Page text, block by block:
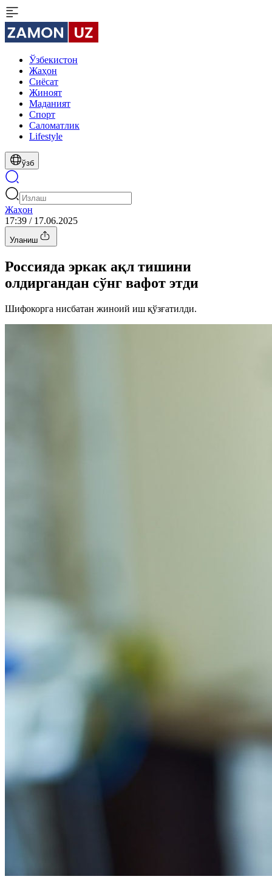
Ўзбекистон
Жаҳон
Сиёсат
Жиноят
Маданият
Спорт
Cаломатлик
Lifestyle
ўзб
Жаҳон
17:39 / 17.06.2025
Уланиш
Россияда эркак ақл тишини
олдиргандан сўнг вафот этди
Шифокорга нисбатан жиноий иш қўзғатилди.